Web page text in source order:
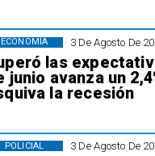
3 De Agosto De
las
junio avanza un
la recesión
ECONOMÍA
3 De Agosto De
POLICIAL